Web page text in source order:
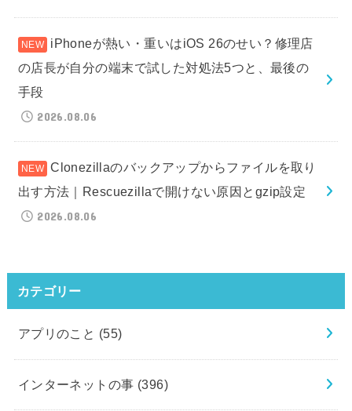
iPhoneが熱い・重いはiOS 26のせい？修理店
の店長が自分の端末で試した対処法5つと、最後の
手段
2026.08.06
Clonezillaのバックアップからファイルを取り
出す方法｜Rescuezillaで開けない原因とgzip設定
2026.08.06
カテゴリー
アプリのこと (55)
インターネットの事 (396)